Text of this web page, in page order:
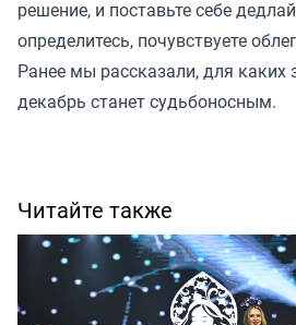
решение, и поставьте себе
определитесь, почувствуете
Ранее мы рассказали, для каких
декабрь станет судьбоносным.
Читайте также